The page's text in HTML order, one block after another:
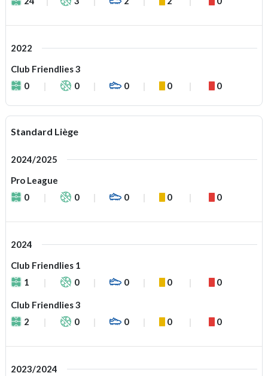
2022
Club Friendlies 3
0
0 0 0 0
Standard Liège
2024/2025
Pro League
0
0 0 0 0
2024
Club Friendlies 1
1
0 0 0 0
Club Friendlies 3
2
0 0 0 0
2023/2024